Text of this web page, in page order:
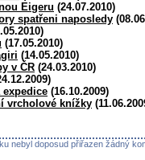
Eigeru (24.07.2010)
spatřeni naposledy
(17.05.2010)
(14.05.2010)
v ČR (24.03.2010)
(16.10.2009)
vrcholové knížky
nebyl doposud přiřazen žádný